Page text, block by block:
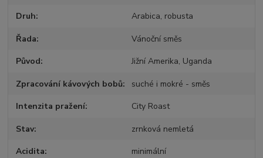
Druh Arabica, robusta
Řada Vánoční směs
Původ Jižní Amerika, Uganda
Zpracování kávových bobů suché i mokré - směs
Intenzita pražení City Roast
Stav zrnková nemletá
Acidita minimální